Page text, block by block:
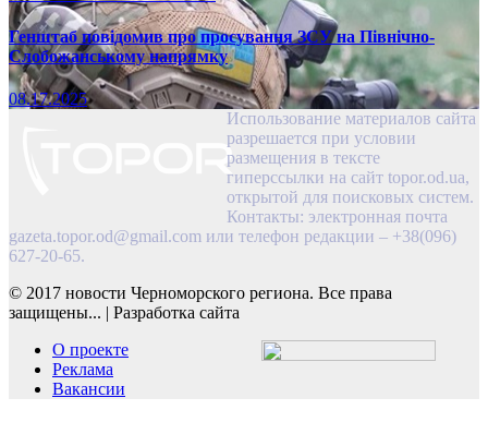
Генштаб повідомив про просування ЗСУ на Північно-
Слобожанському напрямку
08.17.2025
Использование материалов сайта
разрешается при условии
размещения в тексте
гиперссылки на сайт topor.od.ua,
открытой для поисковых систем.
Контакты: электронная почта
gazeta.topor.od@gmail.com или телефон редакции – +38(096)
627-20-65.
© 2017 новости Черноморского региона. Все права
защищены... | Разработка сайта
О проекте
Реклама
Вакансии